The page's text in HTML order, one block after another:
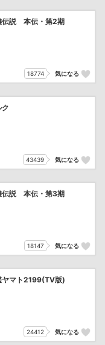
伝説 本伝・第2期
18774 気になる
43439 気になる
伝説 本伝・第3期
18147 気になる
ヤマト2199(TV版)
24412 気になる